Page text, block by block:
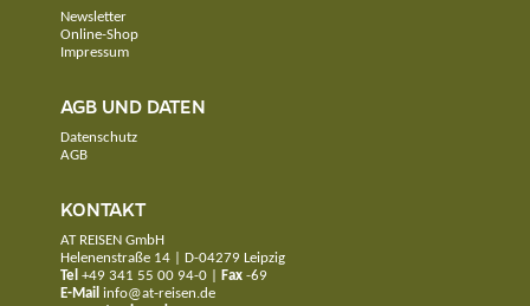
Newsletter
Online-Shop
Impressum
AGB UND DATEN
Datenschutz
AGB
KONTAKT
AT REISEN GmbH
Helenenstraße 14 | D-04279 Leipzig
Tel +49 341 55 00 94-0 Fax -69
E-Mail info@at-reisen.de